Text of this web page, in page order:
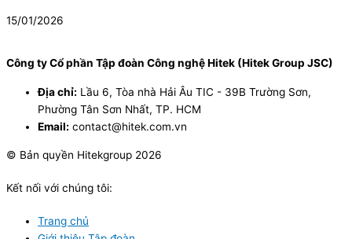
15/01/2026
Công ty Cổ phần Tập đoàn Công nghệ Hitek (Hitek Group JSC)
Địa chỉ: Lầu 6, Tòa nhà Hải Âu TIC - 39B Trường Sơn,
Phường Tân Sơn Nhất, TP. HCM
Email: contact@hitek.com.vn
© Bản quyền Hitekgroup 2026
Kết nối với chúng tôi:
Trang chủ